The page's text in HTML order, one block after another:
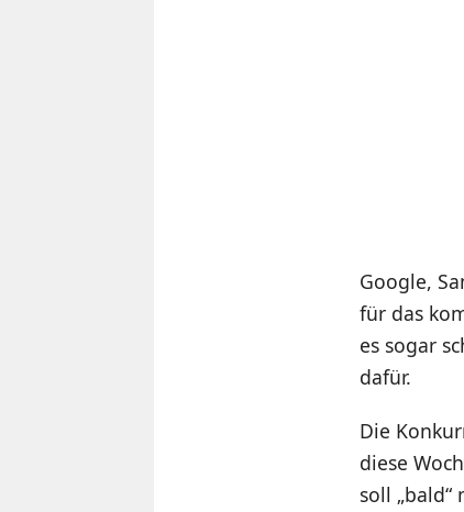
Google,
für das
es sogar
dafür.
Die
diese
soll